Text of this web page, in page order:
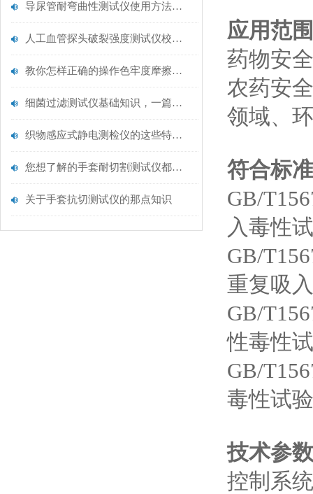
导尿管耐弯曲性测试仪使用方法与操作规范
人工血管探头破裂强度测试仪校准规范：精准赋能医疗安全的技术基准
教你怎样正确的操作色牢度摩擦测试机
细菌过滤测试仪基础知识，一篇搞定
织物感应式静电测检仪的这些特点很少有人都知道
您想了解的手套耐切割测试仪都在这里了
关于手套抗切测试仪的那点知识
应用范围
药物安
农药安
领域、
符合标
GB/
入毒性
GB/
重复吸
GB/
性毒性
GB/
毒性试
技术参
控制系